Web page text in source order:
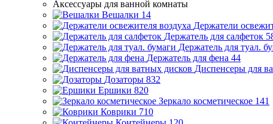
Аксессуары для ванной комнаты
Вешалки 14
Держатели
Держатель для салфеток
Держатель для туал.
Держатель для фена 44
Диспенсеры для
Дозаторы 832
Ершики 820
Зеркало косметическое 141
Коврики 710